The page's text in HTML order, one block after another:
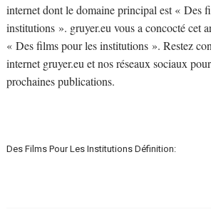
internet dont le domaine principal est « Des
institutions ». gruyer.eu vous a concocté cet
« Des films pour les institutions ». Restez
internet gruyer.eu et nos réseaux sociaux
prochaines publications.
Des Films Pour Les Institutions Définition: